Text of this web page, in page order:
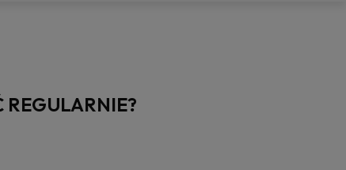
REGULARNIE?